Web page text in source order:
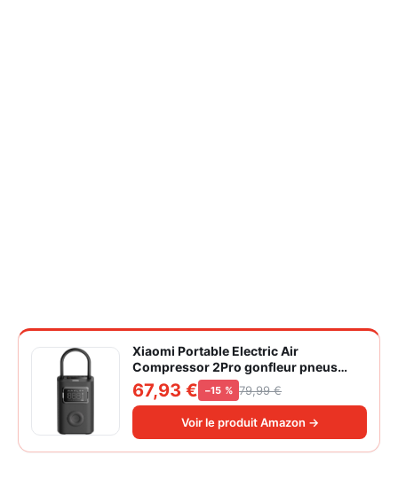
Xiaomi Portable Electric Air
Compressor 2Pro gonfleur pneus
voiture | ±1PSI Contrôle pression
pneus, 45s gonflage rapide, batterie
longue durée, avec éclairage, grand
cylindre à air 27 mm
67,93 € −15 % 79,99 €
Voir le produit Amazon →